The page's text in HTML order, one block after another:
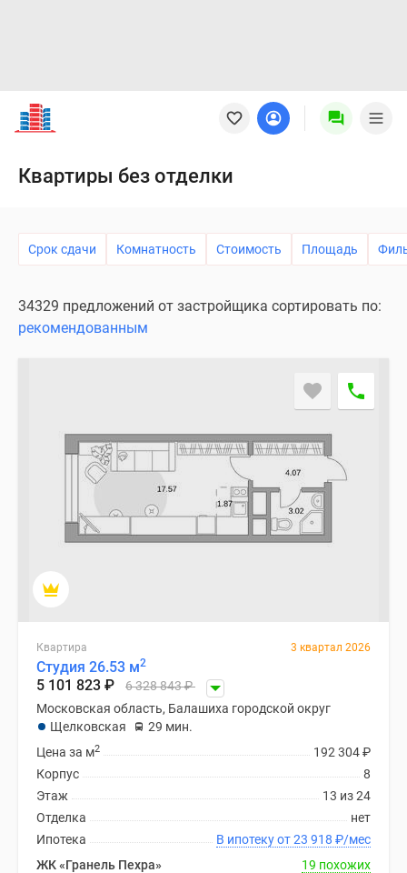
Новостройки
Квартиры
Новостройки
Москвы
Подмосковья
Новостройки
Москвы
новостройки
предложения
Коммерческие
Панорамы
новостроек
Видеообзор
новостроек
Экспертиза
новостроек
Экология
Москвы
Подмосковья
Студии
комнатные
Квартиры без отделки
Срок сдачи Комнатность Стоимость Площадь
34329 предложений от застройщика сортировать по:
рекомендованным
Квартира 3 квартал 2026
Студия 26.53 м2
5 101 823 ₽ 6 328 843₽
Московская область, Балашиха городской округ
Щелковская
29 мин.
192 304₽
Цена за м2
8
Корпус
13 из 24
Этаж
нет
Отделка
В ипотеку от 23 918 ₽/мес
Ипотека
ЖК «Гранель Пехра»
19 похожих